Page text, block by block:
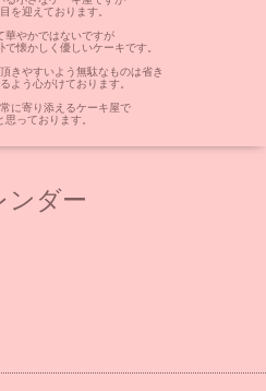
を迎えております。
華やかではないですが
で懐かしく優しいケーキです。
きやすいよう無駄なものは省き
よう心がけております。
に寄り添えるケーキ屋で
思っております。
ンダー